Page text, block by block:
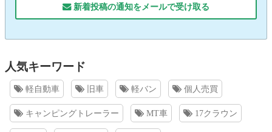
新着投稿の通知をメールで受け取る
人気キーワード
軽自動車 旧車 軽バン 個人売買
キャンピングトレーラー MT車 17クラウン